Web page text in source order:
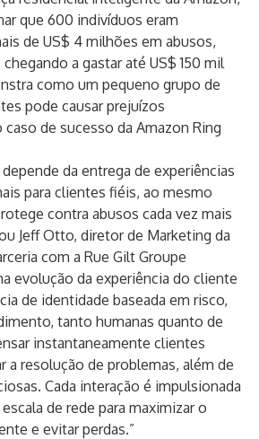
que 600 indivíduos eram
de US$ 4 milhões em abusos,
a gastar até US$ 150 mil
como um pequeno grupo de
pode causar prejuízos
de sucesso da Amazon Ring
da entrega de experiências
para clientes fiéis, ao mesmo
contra abusos cada vez mais
Jeff Otto, diretor de Marketing da
com a Rue Gilt Groupe
evolução da experiência do cliente
de identidade baseada em risco,
tanto humanas quanto de
instantaneamente clientes
a resolução de problemas, além de
Cada interação é impulsionada
de rede para maximizar o
e evitar perdas.”